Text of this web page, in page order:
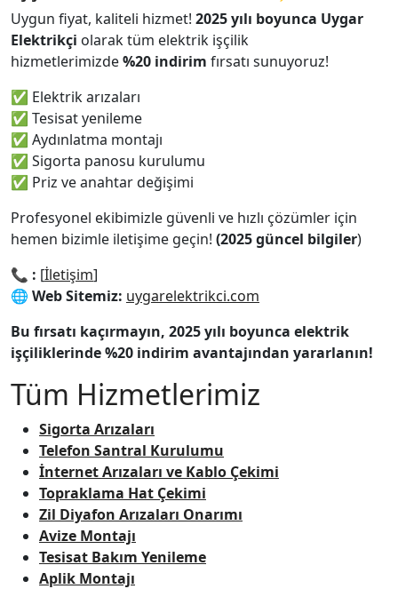
Uygun fiyat, kaliteli hizmet! 2025 yılı boyunca Uygar
Elektrikçi olarak tüm elektrik işçilik
hizmetlerimizde%20 indirim fırsatı sunuyoruz!
✅ Elektrik arızaları
✅ Tesisat yenileme
✅ Aydınlatma montajı
✅ Sigorta panosu kurulumu
✅ Priz ve anahtar değişimi
Profesyonel ekibimizle güvenli ve hızlı çözümler için
hemen bizimle iletişime geçin! (2025 güncel bilgiler)
📞 : [İletişim]
🌐 Web Sitemiz: uygarelektrikci.com
Bu fırsatı kaçırmayın, 2025 yılı boyunca elektrik
işçiliklerinde %20 indirim avantajından yararlanın!
Tüm Hizmetlerimiz
Sigorta Arızaları
Telefon Santral Kurulumu
İnternet Arızaları ve Kablo Çekimi
Topraklama Hat Çekimi
Zil Diyafon Arızaları Onarımı
Avize Montajı
Tesisat Bakım Yenileme
Aplik Montajı